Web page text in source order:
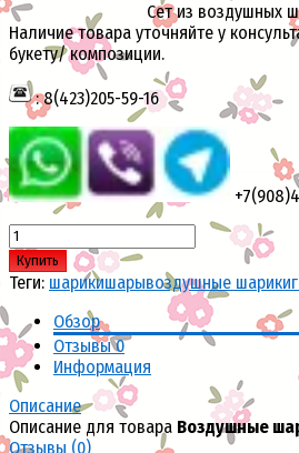
Сет из воздушных
Наличие товара уточняйте у
букету/ композиции.
: 8(423)205-59-16
Купить
Теги: шарикишарывоздушные шарики
Обзор
Отзывы0
Информация
Описание
Описание для товара Воздушные
Отзывы (0)